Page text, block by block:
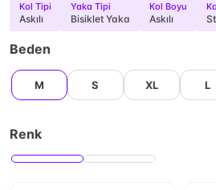
Kol Tipi
Askılı
Yaka Tipi
Bisiklet Yaka
Kol Boyu
Askılı
Beden
M S XL L
Renk